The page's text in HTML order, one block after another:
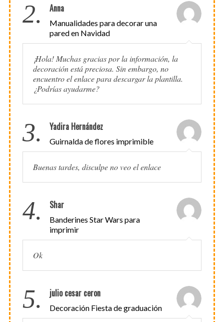
2. Anna
Manualidades para decorar una
pared en Navidad
¡Hola! Muchas gracias por la información, la
decoración está preciosa. Sin embargo, no
encuentro el enlace para descargar la plantilla.
¿Podrías ayudarme?
3. Yadira Hernández
Guirnalda de flores imprimible
Buenas tardes, disculpe no veo el enlace
4. Shar
Banderines Star Wars para
imprimir
Ok
5. julio cesar ceron
Decoración Fiesta de graduación